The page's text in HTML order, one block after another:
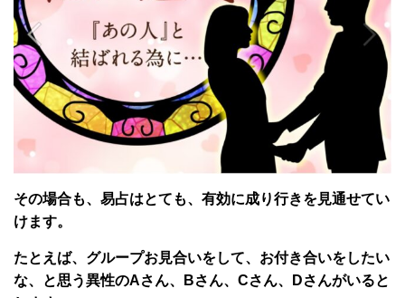
その場合も、易占はとても、有効に成り行きを見通せてい
けます。
たとえば、グループお見合いをして、お付き合いをしたい
な、と思う異性のAさん、Bさん、Cさん、Dさんがいると